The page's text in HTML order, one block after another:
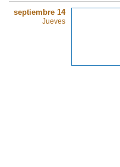
septiembre 14
Jueves